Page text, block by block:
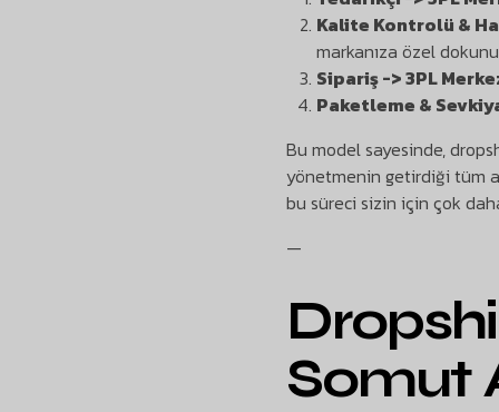
Kalite Kontrolü &
markanıza özel
Sipariş -> 3PL
Paketleme &
Bu model sayesinde,
yönetmenin getirdiği tüm
bu süreci sizin için çok
—
Somut